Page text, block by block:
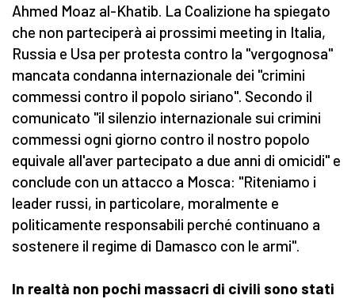
Ahmed Moaz al-Khatib. La Coalizione ha spiegato
che non parteciperà ai prossimi meeting in Italia,
Russia e Usa per protesta contro la "vergognosa"
mancata condanna internazionale dei "crimini
commessi contro il popolo siriano". Secondo il
comunicato "il silenzio internazionale sui crimini
commessi ogni giorno contro il nostro popolo
equivale all'aver partecipato a due anni di omicidi" e
conclude con un attacco a Mosca: "Riteniamo i
leader russi, in particolare, moralmente e
politicamente responsabili perché continuano a
sostenere il regime di Damasco con le armi".
In realtà non pochi massacri di civili sono stati